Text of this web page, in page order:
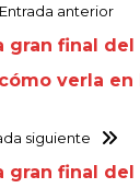
Entrada anterior
gran final
verla en
siguiente
gran final